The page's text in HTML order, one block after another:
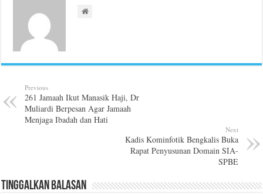
Previous
261 Jamaah Ikut Manasik Haji, Dr
Muliardi Berpesan Agar Jamaah
Menjaga Ibadah dan Hati
Next
Kadis Kominfotik Bengkalis Buka
Rapat Penyusunan Domain SIA-
SPBE
Tinggalkan Balasan